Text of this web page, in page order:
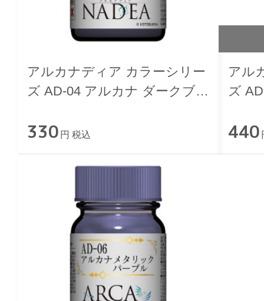
アルカナディア カラーシリー
ズ AD-04 アルカナ ダークブル
330 円 税込
アル
ズ
440